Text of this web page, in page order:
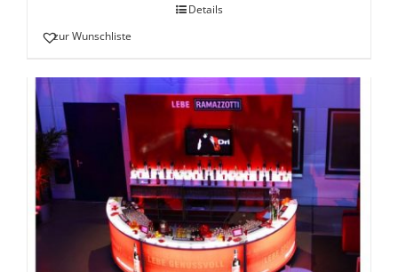
Details
zur Wunschliste